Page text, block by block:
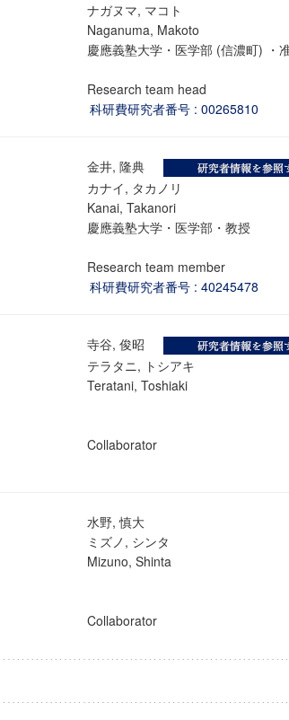
ナガヌマ, マコト
Naganuma, Makoto
慶應義塾大学・医学部 (信濃町)
Research team head
科研費研究者番号 : 00265810
金井, 隆典
カナイ, タカノリ
Kanai, Takanori
慶應義塾大学・医学部・教授
Research team member
科研費研究者番号 : 40245478
寺谷, 俊昭
テラタニ, トシアキ
Teratani, Toshiaki
Collaborator
水野, 慎大
ミズノ, シンタ
Mizuno, Shinta
Collaborator